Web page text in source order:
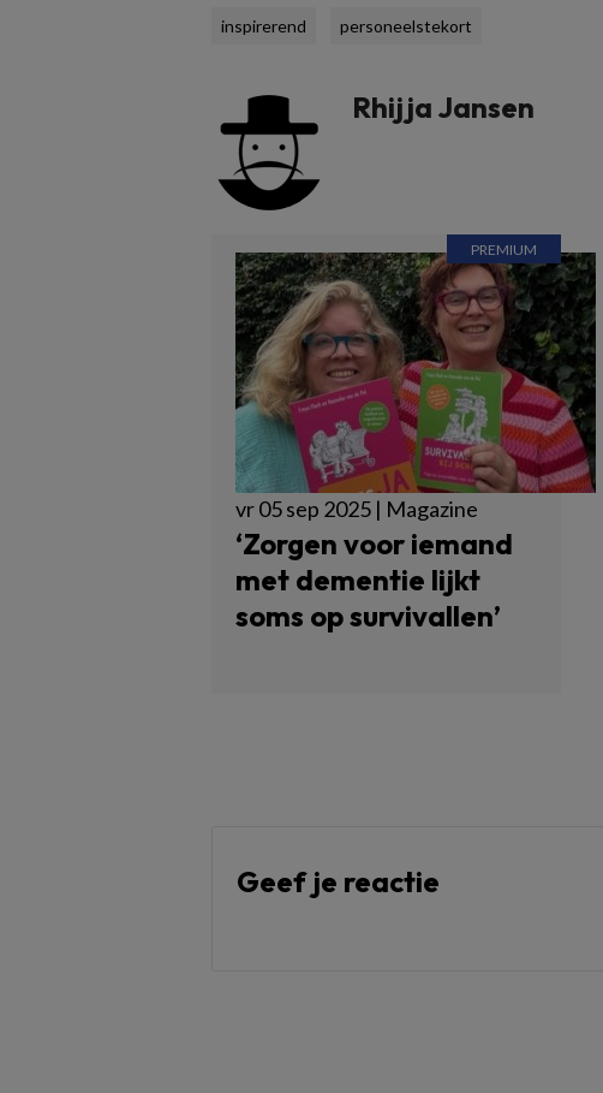
inspirerend personeelstekort
Rhijja Jansen
vr 05 sep 2025 | Magazine
‘Zorgen voor iemand
met dementie lijkt
soms op survivallen’
Geef je reactie